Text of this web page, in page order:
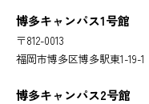
博多キャンパス1号館
〒812-0013
福岡市博多区博多駅東1-19-1
博多キャンパス2号館